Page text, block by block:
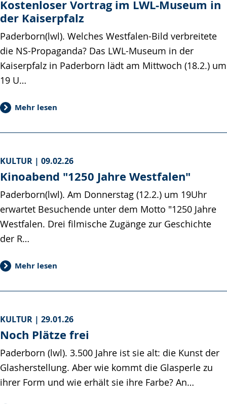
Kostenloser Vortrag im LWL-Museum in
der Kaiserpfalz
Paderborn(lwl). Welches Westfalen-Bild verbreitete
die NS-Propaganda? Das LWL-Museum in der
Kaiserpfalz in Paderborn lädt am Mittwoch (18.2.) um
19 U…
Mehr lesen
KULTUR | 09.02.26
Kinoabend "1250 Jahre Westfalen"
Paderborn(lwl). Am Donnerstag (12.2.) um 19Uhr
erwartet Besuchende unter dem Motto "1250 Jahre
Westfalen. Drei filmische Zugänge zur Geschichte
der R…
Mehr lesen
KULTUR | 29.01.26
Noch Plätze frei
Paderborn (lwl). 3.500 Jahre ist sie alt: die Kunst der
Glasherstellung. Aber wie kommt die Glasperle zu
ihrer Form und wie erhält sie ihre Farbe? An…